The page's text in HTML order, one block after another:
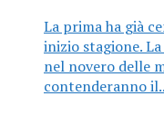
La prima ha già
inizio stagione.
nel novero delle
contenderanno